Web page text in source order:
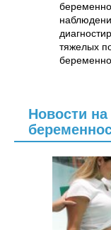
тяжелых
Новости